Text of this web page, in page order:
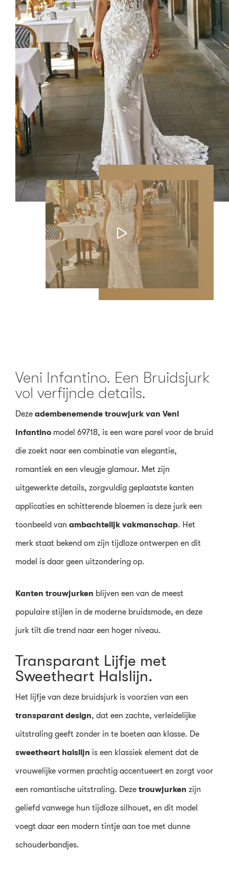
Veni Infantino. Een Bruidsjurk
vol verfijnde details.
Deze adembenemende trouwjurk van Veni
Infantino model 69718, is een ware parel voor de bruid
die zoekt naar een combinatie van elegantie,
romantiek en een vleugje glamour. Met zijn
uitgewerkte details, zorgvuldig geplaatste kanten
applicaties en schitterende bloemen is deze jurk een
toonbeeld van ambachtelijk vakmanschap. Het
merk staat bekend om zijn tijdloze ontwerpen en dit
model is daar geen uitzondering op.
Kanten trouwjurken blijven een van de meest
populaire stijlen in de moderne bruidsmode, en deze
jurk tilt die trend naar een hoger niveau.
Transparant Lijfje met
Sweetheart Halslijn.
Het lijfje van deze bruidsjurk is voorzien van een
transparant design, dat een zachte, verleidelijke
uitstraling geeft zonder in te boeten aan klasse. De
sweetheart halslijn is een klassiek element dat de
vrouwelijke vormen prachtig accentueert en zorgt voor
een romantische uitstraling. Deze trouwjurken zijn
geliefd vanwege hun tijdloze silhouet, en dit model
voegt daar een modern tintje aan toe met dunne
schouderbandjes.